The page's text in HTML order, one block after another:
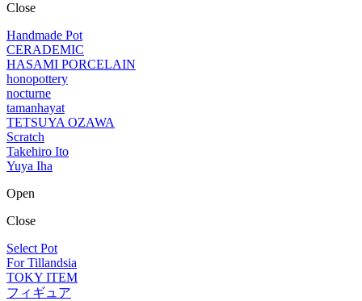
Close
Handmade Pot
CERADEMIC
HASAMI PORCELAIN
honopottery
nocturne
tamanhayat
TETSUYA OZAWA
Scratch
Takehiro Ito
Yuya Iha
Open
Close
Select Pot
For Tillandsia
TOKY ITEM
フィギュア